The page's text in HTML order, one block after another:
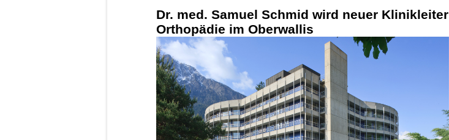
Dr. med. Samuel Schmid wird neuer Klinikleiter
Orthopädie im Oberwallis